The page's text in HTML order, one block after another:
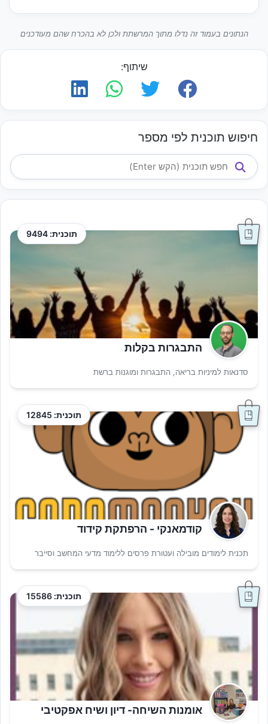
הנתונים בעמוד זה נדלו מתוך המרשתת ולכן לא בהכרח שהם מעודכנים
שיתוף:
חיפוש תוכנית לפי מספר
תוכנית: 9494
התבגרות בקלות
סדנאות למיניות בריאה, התבגרות ומוגנות ברשת
תוכנית: 12845
קודמאנקי - הרפתקת קידוד
תכנית לימודים מובילה ועטורת פרסים ללימוד מדעי המחשב וסייבר
תוכנית: 15586
אומנות השיחה- דיון ושיח אפקטיבי